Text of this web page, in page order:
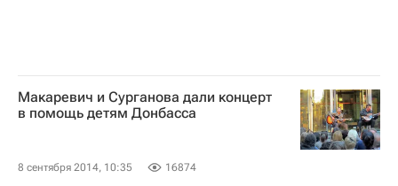
Макаревич и Сурганова дали концерт
в помощь детям Донбасса
8 сентября 2014, 10:35 16874